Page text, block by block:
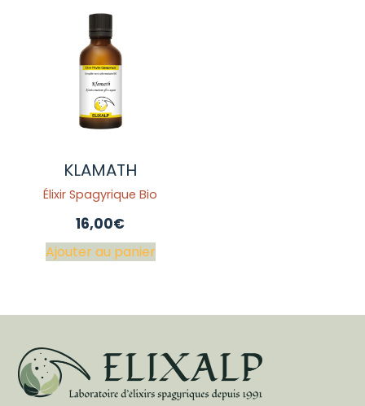
KLAMATH
Élixir Spagyrique Bio
16,00€
Ajouter au panier